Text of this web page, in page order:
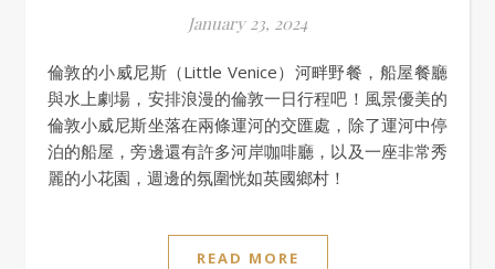
January 23, 2024
倫敦的小威尼斯（Little Venice）河畔野餐，船屋餐廳
與水上劇場，安排浪漫的倫敦一日行程吧！風景優美的
倫敦小威尼斯坐落在兩條運河的交匯處，除了運河中停
泊的船屋，旁邊還有許多河岸咖啡廳，以及一座非常秀
麗的小花園，週邊的氛圍恍如英國鄉村！
READ MORE